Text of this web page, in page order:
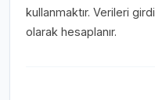
kullanmaktır. Verileri
olarak hesaplanır.